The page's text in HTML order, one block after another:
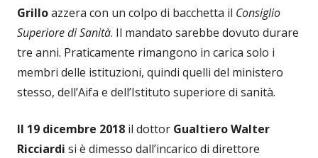
Grilloazzera con un colpo di bacchetta il Consiglio
Superiore di Sanità. Il mandato sarebbe dovuto durare
tre anni. Praticamente rimangono in carica solo i
membri delle istituzioni, quindi quelli del ministero
stesso, dell’Aifa e dell’Istituto superiore di sanità.
Il 19 dicembre 2018 il dottor Gualtiero Walter
Ricciardi si è dimesso dall’incarico di direttore